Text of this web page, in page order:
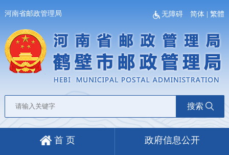
河南省邮政管理局 无障碍 简体 |繁體
搜索
首 页 政府信息公开